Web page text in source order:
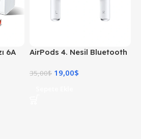
6A
AirPods 4. Nesil Bluetooth
35,00$ 19,00$